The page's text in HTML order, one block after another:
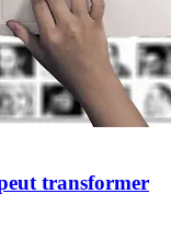
transformer